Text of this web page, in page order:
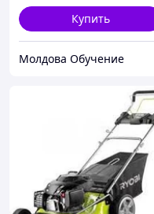
Купить
Молдова Обучение